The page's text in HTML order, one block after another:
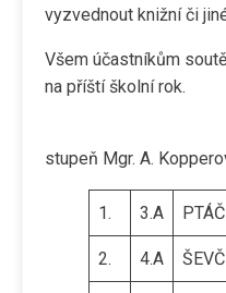
vyzvednout knižní či
Všem účastníkům
na příští školní rok.
stupeň Mgr. A.
1. 3.A
2. 4.A